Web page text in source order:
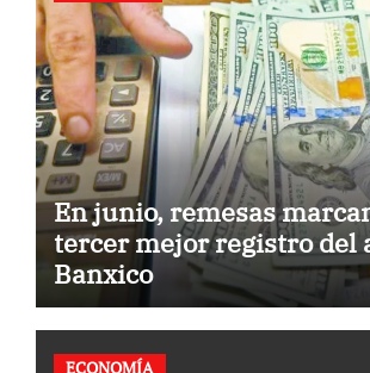
En junio, remesas
tercer mejor registro del
Banxico
ECONOMÍA